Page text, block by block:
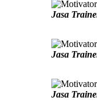
Jasa
Jasa
Jasa